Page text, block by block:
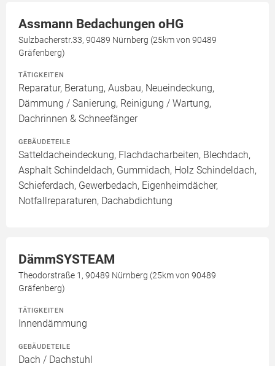
Assmann Bedachungen oHG
Sulzbacherstr.33, 90489 Nürnberg (25km von 90489
Gräfenberg)
TÄTIGKEITEN
Reparatur, Beratung, Ausbau, Neueindeckung,
Dämmung / Sanierung, Reinigung / Wartung,
Dachrinnen & Schneefänger
GEBÄUDETEILE
Satteldacheindeckung, Flachdacharbeiten, Blechdach,
Asphalt Schindeldach, Gummidach, Holz Schindeldach,
Schieferdach, Gewerbedach, Eigenheimdächer,
Notfallreparaturen, Dachabdichtung
DämmSYSTEAM
Theodorstraße 1, 90489 Nürnberg (25km von 90489
Gräfenberg)
TÄTIGKEITEN
Innendämmung
GEBÄUDETEILE
Dach / Dachstuhl